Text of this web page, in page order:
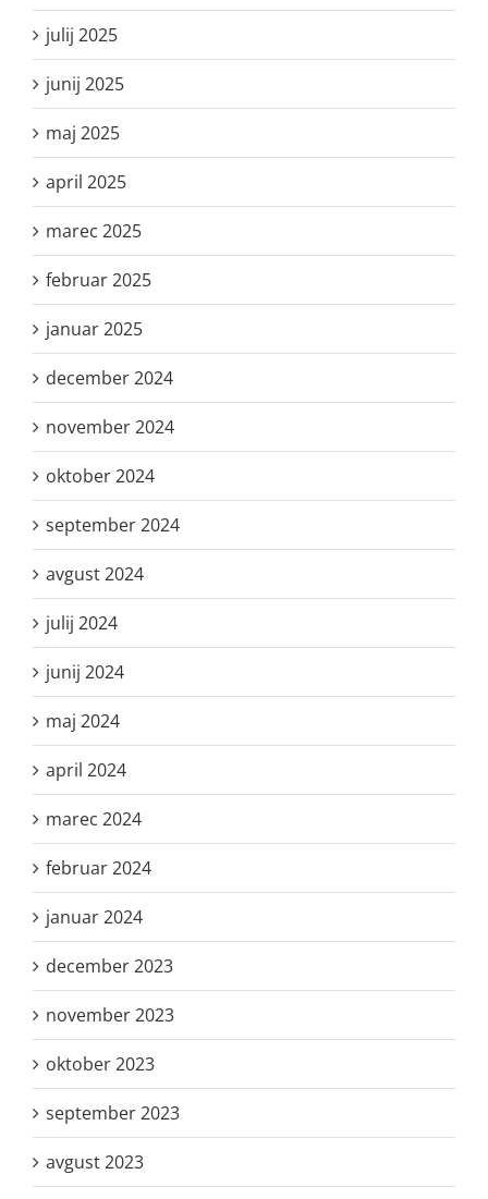
julij 2025
junij 2025
maj 2025
april 2025
marec 2025
februar 2025
januar 2025
december 2024
november 2024
oktober 2024
september 2024
avgust 2024
julij 2024
junij 2024
maj 2024
april 2024
marec 2024
februar 2024
januar 2024
december 2023
november 2023
oktober 2023
september 2023
avgust 2023